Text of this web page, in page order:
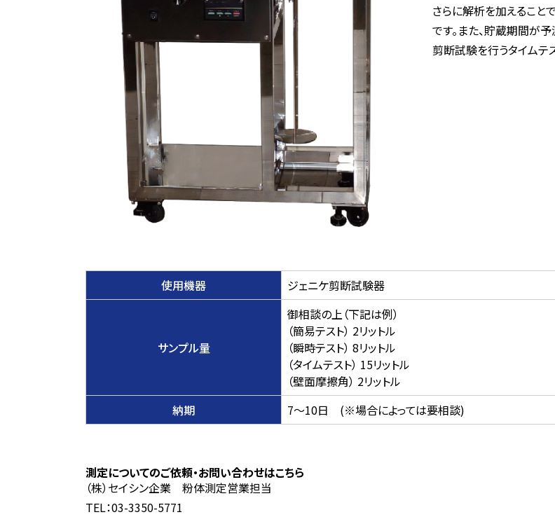
さらに解析を加えること
です。また、貯蔵期間が
剪断試験を行うタイムテ
使用機器 ジェニケ剪断試験器
サンプル量
御相談の上（下記は例）
（簡易テスト） 2リットル
（瞬時テスト） 8リットル
（タイムテスト） 15リットル
（壁面摩擦角） 2リットル
納期
7～10日 (※場合によっては要相談)
測定についてのご依頼・お問い合わせはこちら
（株）セイシン企業 粉体測定営業担当
TEL：03-3350-5771